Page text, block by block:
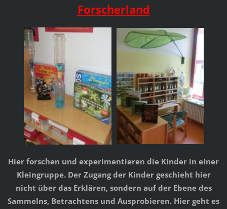
Forscherland
Hier forschen und experimentieren die Kinder in einer
Kleingruppe. Der Zugang der Kinder geschieht hier
nicht über das Erklären, sondern auf der Ebene des
Sammelns, Betrachtens und Ausprobieren. Hier geht es